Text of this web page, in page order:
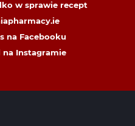
w sprawie recept
na Facebooku
Instagramie